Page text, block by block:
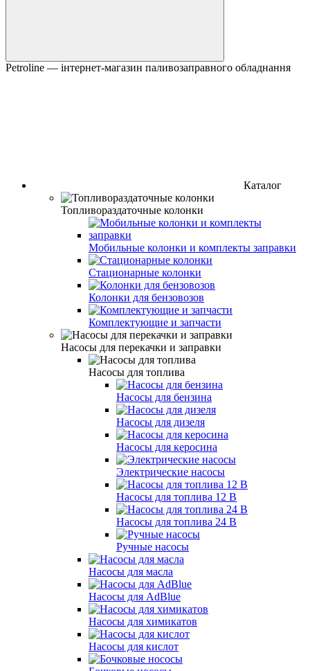
Petroline — інтернет-магазин паливозаправного обладнання
Каталог
Топливораздаточные колонки
Мобильные колонки и комплекты заправки
Стационарные колонки
Колонки для бензовозов
Комплектующие и запчасти
Насосы для перекачки и заправки
Насосы для топлива
Насосы для бензина
Насосы для дизеля
Насосы для керосина
Электрические насосы
Насосы для топлива 12 В
Насосы для топлива 24 В
Ручные насосы
Насосы для масла
Насосы для AdBlue
Насосы для химикатов
Насосы для кислот